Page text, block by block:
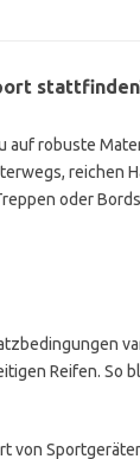
auf robuste
reichen
oder
Reifen. So
von